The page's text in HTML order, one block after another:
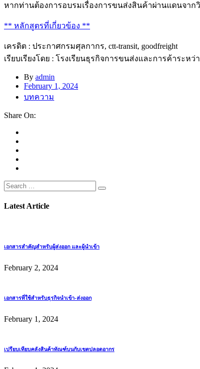
หากท่านต้องการอบรมเรื่องการขนส่งสินค้าผ่านแดนจาก
** หลักสูตรที่เกี่ยวข้อง **
เครดิต : ประกาศกรมศุลกากร, ctt-transit, goodfreight
เรียบเรียงโดย : โรงเรียนธุรกิจการขนส่งและการค้าระหว่
By admin
February 1, 2024
บทความ
Share On:
Latest Article
เอกสารสำคัญสำหรับผู้ส่งออก และผู้นำเข้า
February 2, 2024
เอกสารที่ใช้สำหรับธุรกิจนำเข้า-ส่งออก
February 1, 2024
เปรียบเทียบคลังสินค้าทัณฑ์บนกับเขตปลอดอากร